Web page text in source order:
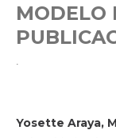
MODELO
Yosette Araya,